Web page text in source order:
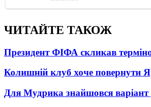
ЧИТАЙТЕ ТАКОЖ
Президент ФІФА скликав
Колишній клуб хоче повернути
Для Мудрика знайшовся варіант